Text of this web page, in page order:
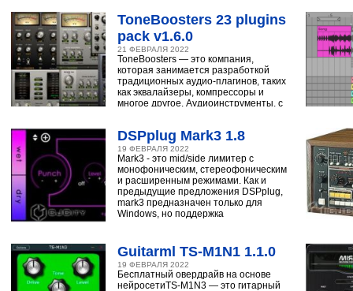
ToneBoosters 23 plugins
pack v1.6.0
21 ФЕВРАЛЯ 2022
ToneBoosters — это компания,
которая занимается разработкой
традиционных аудио-плагинов, таких
как эквалайзеры, компрессоры и
многое другое. Аудиоинструменты, с
DSPplug Mark3 1.8
19 ФЕВРАЛЯ 2022
Mark3 - это mid/side лимитер с
монофоническим, стереофоническим
и расширенным режимами. Как и
предыдущие предложения DSPplug,
mark3 предназначен только для
Windows, но поддержка
Guitarml TS-M1N1 1.1.0
19 ФЕВРАЛЯ 2022
Бесплатный овердрайв на основе
нейросетиTS-M1N3 — это гитарный